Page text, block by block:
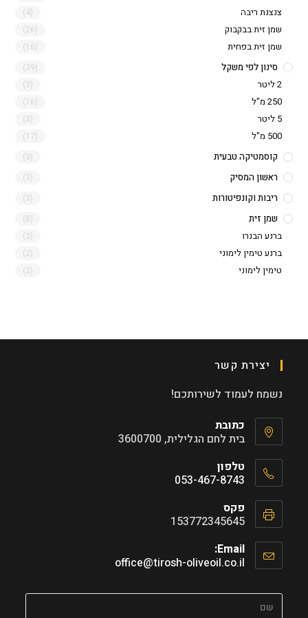
צנצנת ריבה (4)
שמן זית בבקבוק (26)
שמן זית בפחית (16)
סינון לפי משקל (39)
2 ליטר (3)
250 מ"ל (16)
5 ליטר (3)
500 מ"ל (17)
קוסמטיקה טבעית (3)
ראשון המסיק (3)
ריבות וקונפיטורות (3)
שמן זית (8)
ברנע הבנרו (2)
ברנע טימין לימוני (2)
טימין לימוני (2)
יצירת קשר
נשמח לעמוד לשירותכם!
כתובת
בית לחם הגלילית, 3600700
טלפון
053-467-8743
in
your
application
פקס
153772345645
Email:
office@tirosh-oliveoil.co.il